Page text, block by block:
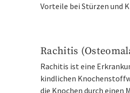
Vorteile bei Stürzen und
Rachitis
Rachitis ist eine
kindlichen
die Knochen durch einen